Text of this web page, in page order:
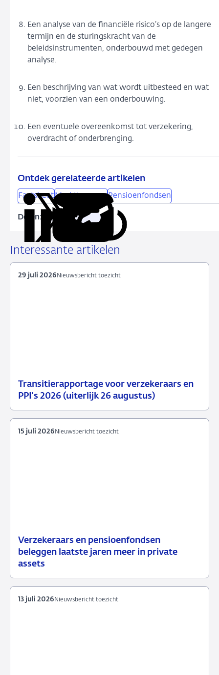
Een analyse van de financiële risico’s op de langere
termijn en de sturingskracht van de
beleidsinstrumenten, onderbouwd met gedegen
analyse.
Een beschrijving van wat wordt uitbesteed en wat
niet, voorzien van een onderbouwing.
Een eventuele overeenkomst tot verzekering,
overdracht of onderbrenging.
Ontdek gerelateerde artikelen
FactsheetMarkttoegangPensioenfondsen
Delen:
Deel
LinkedIn
via
X
Deel
Facebook
Deel
e-
Kopieer
Interessante artikelen
Transitierapportage voor verzekeraars en
PPI's 2026 (uiterlijk 26 augustus)
29
Nieuwsbericht
Nieuwsbericht toezicht
29 juli 2026
Verzekeraars en pensioenfondsen
beleggen laatste jaren meer in private
assets
15
juli
Nieuwsbericht
toezicht
Nieuwsbericht toezicht
15 juli 2026
Nieuwsbericht toezicht
13 juli 2026